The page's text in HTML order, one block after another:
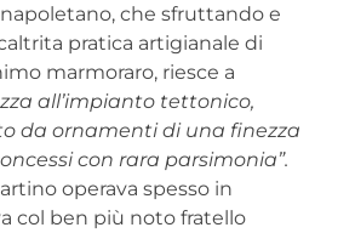
che sfruttando e
pratica artigianale di
marmoraro, riesce a
all’impianto tettonico,
da ornamenti di una finezza
con rara parsimonia”.
operava spesso in
col ben più noto fratello